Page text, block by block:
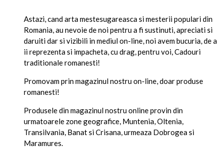
Astazi, cand arta mestesugareasca si mesterii populari din
Romania, au nevoie de noi pentru a fi sustinuti, apreciati si
daruiti dar si vizibili in mediul on-line, noi avem bucuria, de a
ii reprezenta si impacheta, cu drag, pentru voi, Cadouri
traditionale romanesti!
Promovam prin magazinul nostru on-line, doar produse
romanesti!
Produsele din magazinul nostru online provin din
urmatoarele zone geografice, Muntenia, Oltenia,
Transilvania, Banat si Crisana, urmeaza Dobrogea si
Maramures.